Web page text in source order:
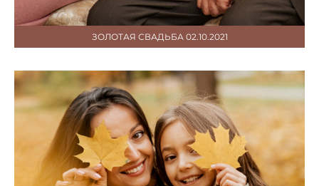
ЗОЛОТАЯ СВАДЬБА 02.10.2021